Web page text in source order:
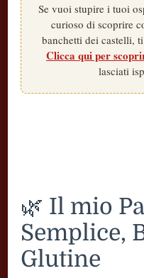
Se vuoi stupire i tuoi
curioso di scoprire
banchetti dei castelli,
Clicca qui per
lasciati
🌿 Il mio
Semplice,
Glutine